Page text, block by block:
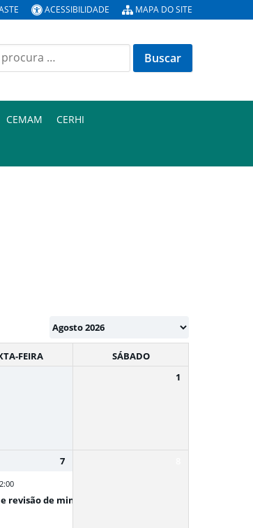
ACESSIBILIDADE MAPA DO SITE
CEMAM CERHI
FEIRA
SÁBADO
1
7
revisão de minutas